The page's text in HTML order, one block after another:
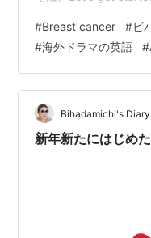
乳がんは英語で何と
cancer と言います。
胸は、chestやbreast
のような違いがある
#Breast cancer #ビ
#海外ドラマの英語 #
Bihadamichi's Diary
新年新たにはじめた